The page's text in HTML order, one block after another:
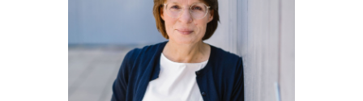
MITGLIED WERDEN!